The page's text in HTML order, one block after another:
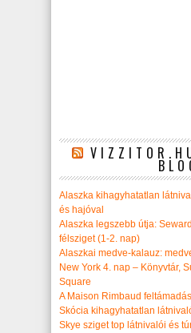
Alaszka kihagyhatatlan
és hajóval
Alaszka legszebb útja:
félsziget (1-2. nap)
Alaszkai medve-kalauz:
New York 4. nap – Könyvtár,
Square
A Maison Rimbaud
Skócia kihagyhatatlan
Skye sziget top látnivalói és